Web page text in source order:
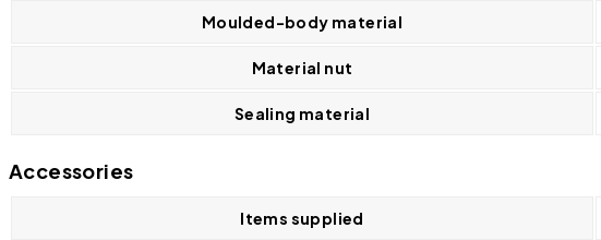
Moulded-body material
Material nut
Sealing material
Accessories
Items supplied